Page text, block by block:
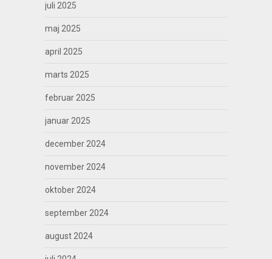
juli 2025
maj 2025
april 2025
marts 2025
februar 2025
januar 2025
december 2024
november 2024
oktober 2024
september 2024
august 2024